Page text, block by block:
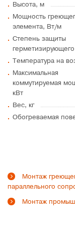
Высота, м
Мощность
элемента, Вт/м
Степень защиты
Температура на
Максимальная
коммутируемая
кВт
Вес, кг
Обогреваемая
Монтаж
параллельного
Монтаж